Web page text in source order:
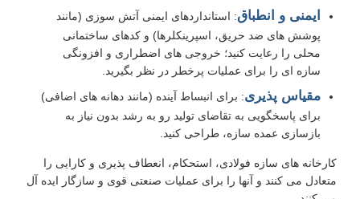
ایمنی و انطباق: استانداردهای ایمنی آتش سوزی (مانند
پوشش های ضد حریق، اسپرینکلرها) و کدهای ساختمانی
محلی را رعایت کنید؛ خروجی های اضطراری و افزونگی
سازه ای را برای عملیات پرخطر در نظر بگیرید.
مقیاس پذیری: برای انبساط آینده (مانند دهانه های اضافی)
برای پاسخگویی به تقاضای تولید رو به رشد بدون نیاز به
بازسازی عمده سازه، طراحی کنید.
کارخانه های سازه فولادی، استحکام، انعطاف پذیری و کارایی را
متعادل می کنند و آنها را برای عملیات صنعتی قوی و سازگار ایده آل